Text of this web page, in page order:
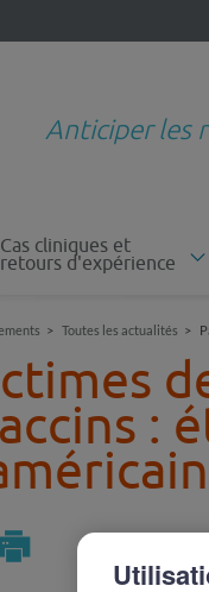
Anticiper les
Cas cliniques et
retours d'expérience
Toutes les actualités
: